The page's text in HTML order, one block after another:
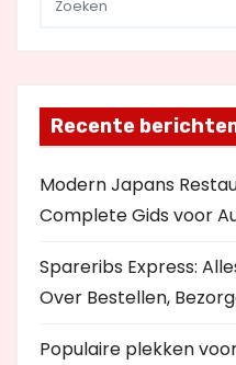
Recente
Modern Japans
Complete Gids voor
Spareribs Express:
Over Bestellen,
Populaire plekken